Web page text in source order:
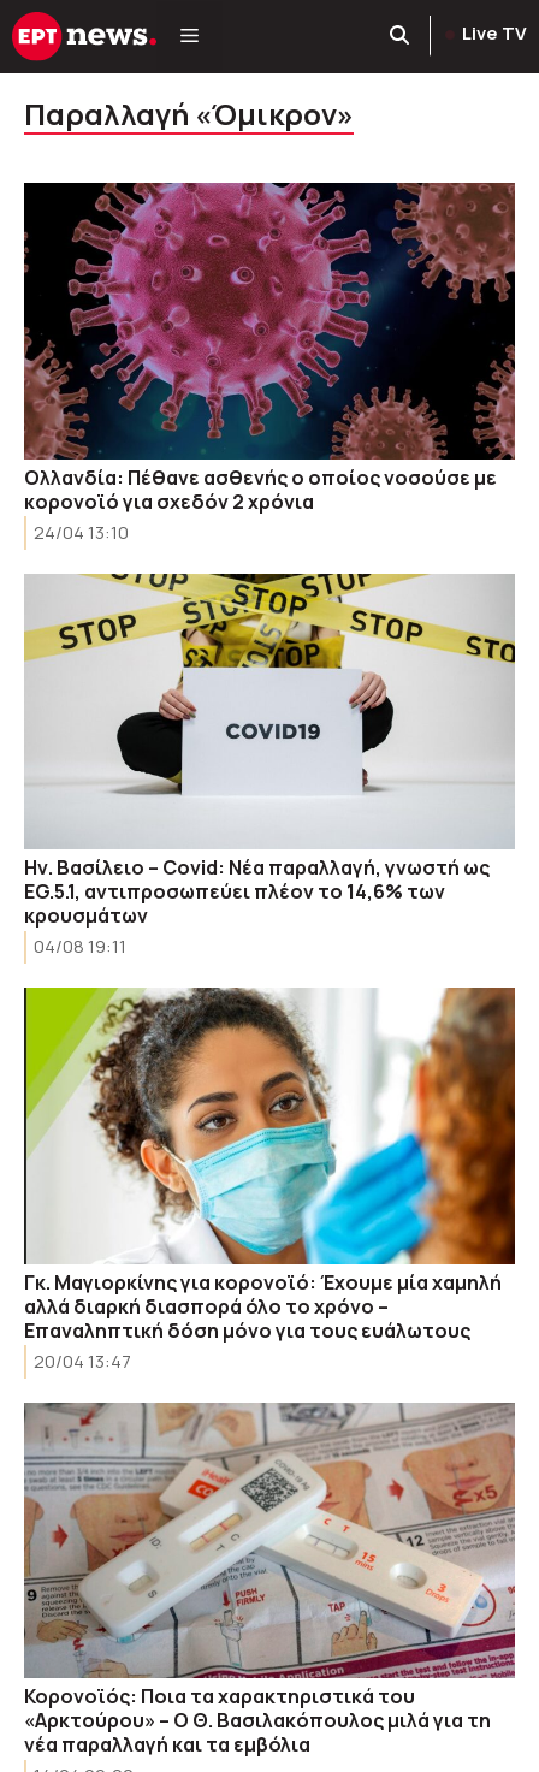
Μετάβαση
σε
Live TV
Παραλλαγή «Όμικρον»
Ολλανδία: Πέθανε ασθενής ο οποίος νοσούσε με
κορονοϊό για σχεδόν 2 χρόνια
24/04 13:10
Ην. Βασίλειο – Covid: Νέα παραλλαγή, γνωστή ως
EG.5.1, αντιπροσωπεύει πλέον το 14,6% των
κρουσμάτων
04/08 19:11
Γκ. Μαγιορκίνης για κορονοϊό: Έχουμε μία χαμηλή
αλλά διαρκή διασπορά όλο το χρόνο –
Επαναληπτική δόση μόνο για τους ευάλωτους
20/04 13:47
Κορονοϊός: Ποια τα χαρακτηριστικά του
«Αρκτούρου» – Ο Θ. Βασιλακόπουλος μιλά για τη
νέα παραλλαγή και τα εμβόλια